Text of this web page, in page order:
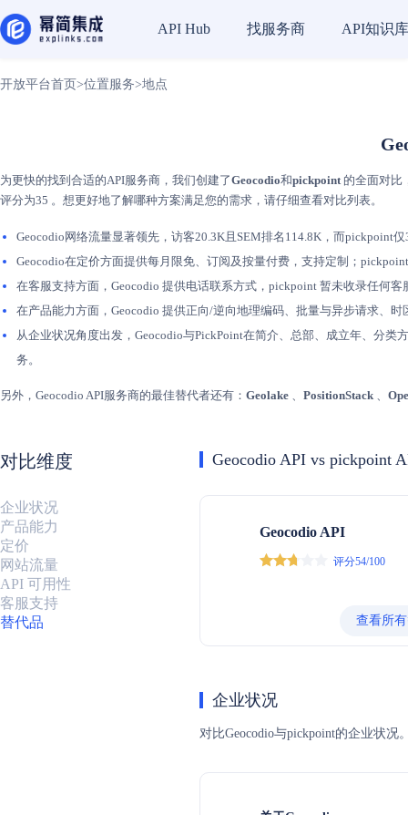
API Hub 找服务商 API知识库
开放平台首页 >位置服务>地点
为更快的找到合适的API服务商，我们创建了Geocodio和pickpoint的全面对比
评分为35 。想更好地了解哪种方案满足您的需求，请仔细查看对比列表。
Geocodio网络流量显著领先，访客20.3K且SEM排名114.8K，而pickpoint
Geocodio在定价方面提供每月限免、订阅及按量付费，支持定制；
在客服支持方面，Geocodio 提供电话联系方式，pickpoint 暂未收录任何
在产品能力方面，Geocodio 提供正向/逆向地理编码、批量与异步请求、
从企业状况角度出发，Geocodio与PickPoint在简介、总部、成立年、分类
务。
另外，Geocodio API服务商的最佳替代者还有： Geolake 、 PositionStack 、
对比维度
企业状况
产品能力
定价
网站流量
API 可用性
客服支持
替代品
Geocodio API vs pickpoint
Geocodio API
评分54/100
查看所
企业状况
对比Geocodio与pickpoint的企业状